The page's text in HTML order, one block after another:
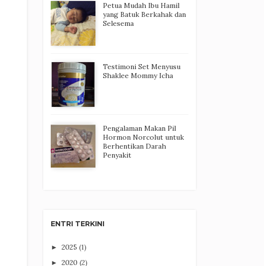
Petua Mudah Ibu Hamil
yang Batuk Berkahak dan
Selesema
Testimoni Set Menyusu
Shaklee Mommy Icha
Pengalaman Makan Pil
Hormon Norcolut untuk
Berhentikan Darah
Penyakit
ENTRI TERKINI
►2025(1)
►2020(2)